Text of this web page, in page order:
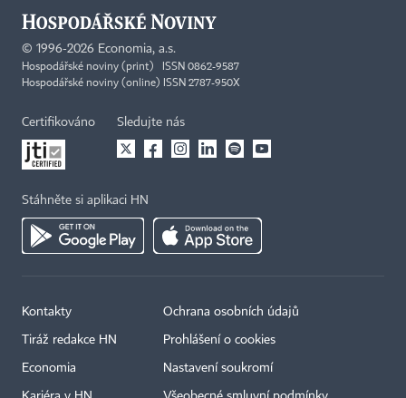
© 1996-2026 Economia, a.s.
Hospodářské noviny (print) ISSN 0862-9587
Hospodářské noviny (online) ISSN 2787-950X
Certifikováno Sledujte nás
Stáhněte si aplikaci HN
Kontakty
Tiráž redakce HN
Economia
Ochrana osobních údajů
Prohlášení o cookies
Nastavení soukromí